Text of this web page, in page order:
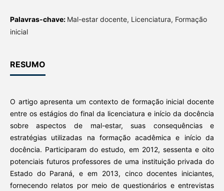
Palavras-chave: Mal-estar docente, Licenciatura, Formação
inicial
RESUMO
O artigo apresenta um contexto de formação inicial docente
entre os estágios do final da licenciatura e início da docência
sobre aspectos de mal-estar, suas consequências e
estratégias utilizadas na formação acadêmica e início da
docência. Participaram do estudo, em 2012, sessenta e oito
potenciais futuros professores de uma instituição privada do
Estado do Paraná, e em 2013, cinco docentes iniciantes,
fornecendo relatos por meio de questionários e entrevistas